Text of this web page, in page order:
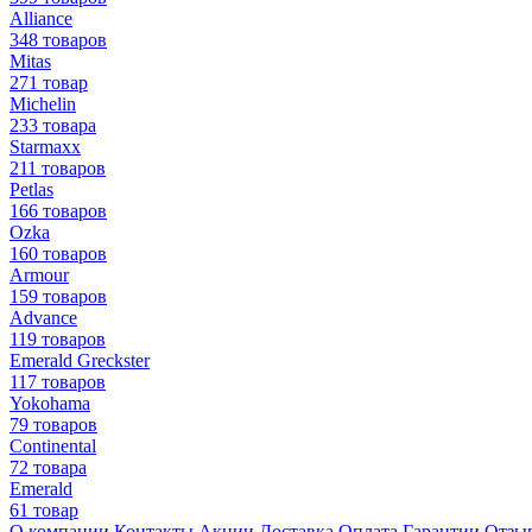
Alliance
348 товаров
Mitas
271 товар
Michelin
233 товара
Starmaxx
211 товаров
Petlas
166 товаров
Ozka
160 товаров
Armour
159 товаров
Advance
119 товаров
Emerald Greckster
117 товаров
Yokohama
79 товаров
Continental
72 товара
Emerald
61 товар